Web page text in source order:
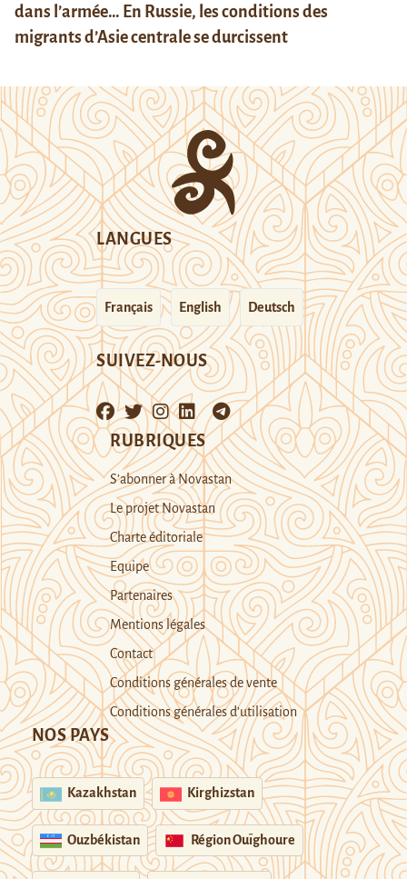
dans l’armée… En Russie, les conditions des
migrants d’Asie centrale se durcissent
LANGUES
Français English Deutsch
SUIVEZ-NOUS
RUBRIQUES
S’abonner à Novastan
Le projet Novastan
Charte éditoriale
Equipe
Partenaires
Mentions légales
Contact
Conditions générales de vente
Conditions générales d’utilisation
NOS PAYS
Kazakhstan Kirghizstan
Ouzbékistan Région Ouïghoure